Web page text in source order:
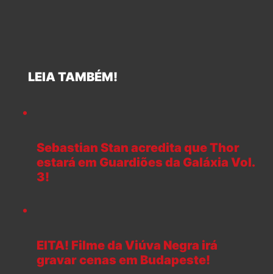
LEIA TAMBÉM!
Sebastian Stan acredita que Thor
estará em Guardiões da Galáxia Vol.
3!
EITA! Filme da Viúva Negra irá
gravar cenas em Budapeste!